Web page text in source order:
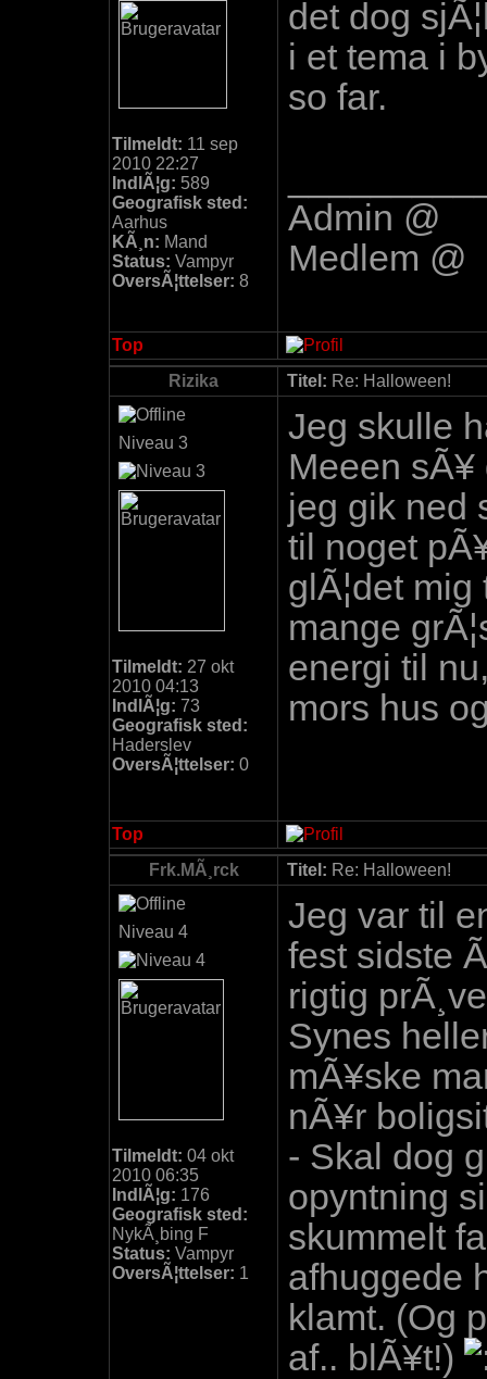
Tilmeldt: 11 sep
2010 22:27
IndlÃ¦g: 589
Geografisk sted:
Aarhus
KÃ¸n: Mand
Status: Vampyr
OversÃ¦ttelser: 8
det dog
i et tema i
so far.
Admin @
Medlem @
Top
Rizika
Titel: Re: Halloween!
Niveau 3
Tilmeldt: 27 okt
2010 04:13
IndlÃ¦g: 73
Geografisk sted:
Haderslev
OversÃ¦ttelser: 0
Jeg skulle
Meeen
jeg gik ned
til noget
glÃ¦det
mange
energi til
mors hus
Top
Frk.MÃ¸rck
Titel: Re: Halloween!
Niveau 4
Tilmeldt: 04 okt
2010 06:35
IndlÃ¦g: 176
Geografisk sted:
NykÃ¸bing F
Status: Vampyr
OversÃ¦ttelser: 1
Jeg var til
fest sidste
rigtig
Synes
mÃ¥ske
nÃ¥r
- Skal dog
opyntning
skummelt
afhuggede
klamt. (Og
af.. blÃ¥t!)